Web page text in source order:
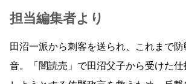
担当編集者より
田沼一派から刺客を送られ、これまで
音。「闇読売」で田沼父子から受けた